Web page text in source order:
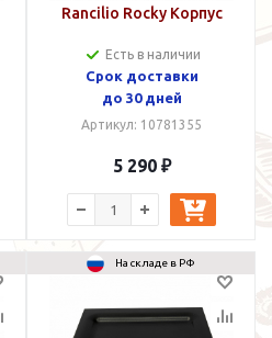
Rancilio Rocky Корпус
Есть в наличии
Срок доставки
до 30 дней
Артикул: 10781355
5 290 ₽
На складе в РФ